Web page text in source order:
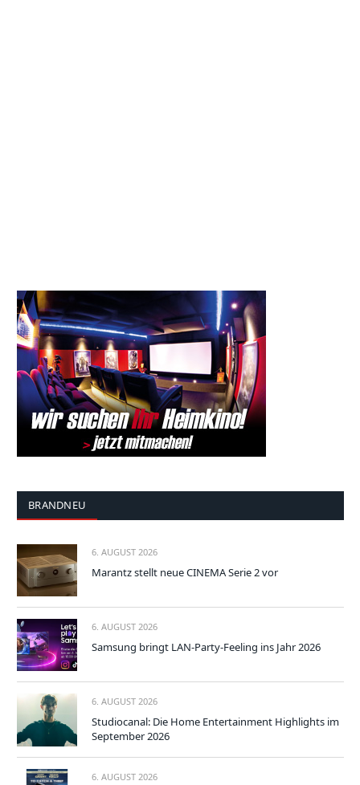
BRANDNEU
6. AUGUST 2026
Marantz stellt neue CINEMA Serie 2 vor
6. AUGUST 2026
Samsung bringt LAN-Party-Feeling ins Jahr 2026
6. AUGUST 2026
Studiocanal: Die Home Entertainment Highlights im
September 2026
6. AUGUST 2026